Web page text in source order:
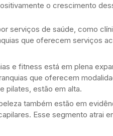
o crescimento
serviços de saúde, como
que oferecem serviços
e fitness está em plena
que oferecem
pilates, estão em alta.
também estão em
Esse segmento atrai